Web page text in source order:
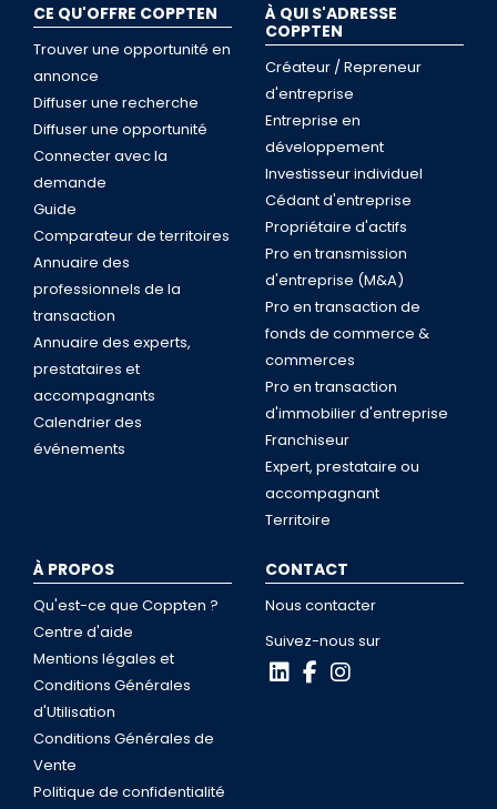
CE QU'OFFRE COPPTEN
Trouver une opportunité en
annonce
Diffuser une recherche
Diffuser une opportunité
Connecter avec la
demande
Guide
Comparateur de territoires
Annuaire des
professionnels de la
transaction
Annuaire des experts,
prestataires et
accompagnants
Calendrier des
événements
À QUI S'ADRESSE
COPPTEN
Créateur / Repreneur
d'entreprise
Entreprise en
développement
Investisseur individuel
Cédant d'entreprise
Propriétaire d'actifs
Pro en transmission
d'entreprise (M&A)
Pro en transaction de
fonds de commerce &
commerces
Pro en transaction
d'immobilier d'entreprise
Franchiseur
Expert, prestataire ou
accompagnant
Territoire
À PROPOS
Qu'est-ce que Coppten ?
Centre d'aide
Mentions légales et
Conditions Générales
d'Utilisation
Conditions Générales de
Vente
Politique de confidentialité
CONTACT
Nous contacter
Suivez-nous sur